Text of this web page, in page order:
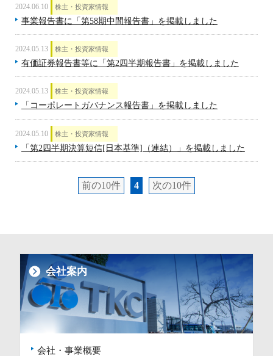
2024.06.10 株主・投資家情報
事業報告書に「第58期中間報告書」を掲載しました
2024.05.13 株主・投資家情報
有価証券報告書等に「第2四半期報告書」を掲載しました
2024.05.13 株主・投資家情報
「コーポレートガバナンス報告書」を掲載しました
2024.05.10 株主・投資家情報
「第2四半期決算短信[日本基準]（連結）」を掲載しました
前の10件 4 次の10件
会社案内
会社・事業概要